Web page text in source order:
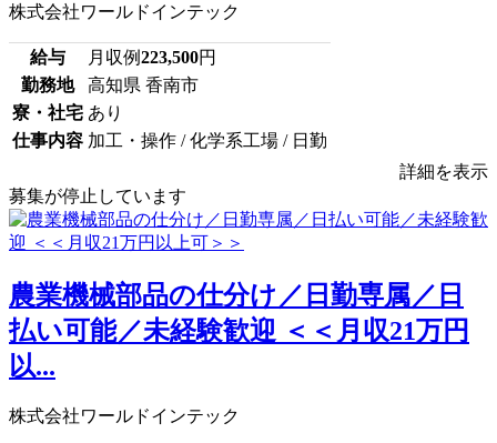
株式会社ワールドインテック
給与 月収例223,500円
勤務地
高知県 香南市
寮・社宅 あり
仕事内容 加工・操作 / 化学系工場 / 日勤
詳細を表示
募集が停止しています
農業機械部品の仕分け／日勤専属／日
払い可能／未経験歓迎 ＜＜月収21万円
以...
株式会社ワールドインテック